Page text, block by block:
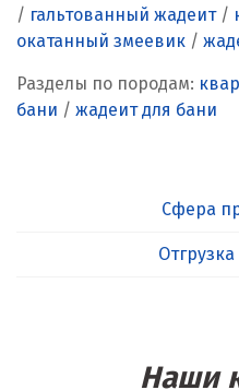
/ гальтованный жадеит/
окатанный змеевик /
Разделы по породам:
бани / жадеит для бани
Сфера
Наши